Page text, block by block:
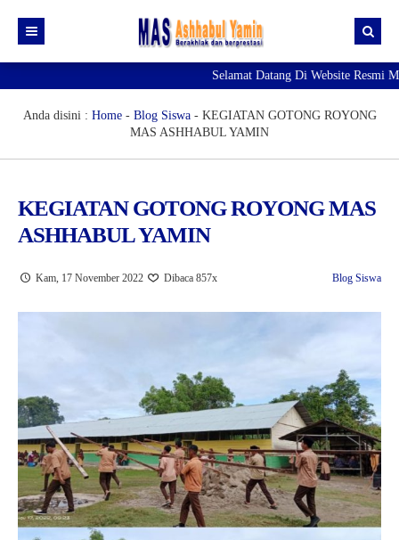
Visi & Misi
Ekskul
Galeri Video
Daftar GTK
Data Alumni
Editorial
Blog Siswa
Pengumuman
Download
RDM
Selamat Datang Di Website Resmi
Anda disini : Home- Blog Siswa- KEGIATAN GOTONG ROYONG
MAS ASHHABUL YAMIN
KEGIATAN GOTONG ROYONG MAS
ASHHABUL YAMIN
Kam, 17 November 2022 Dibaca 857x Blog Siswa